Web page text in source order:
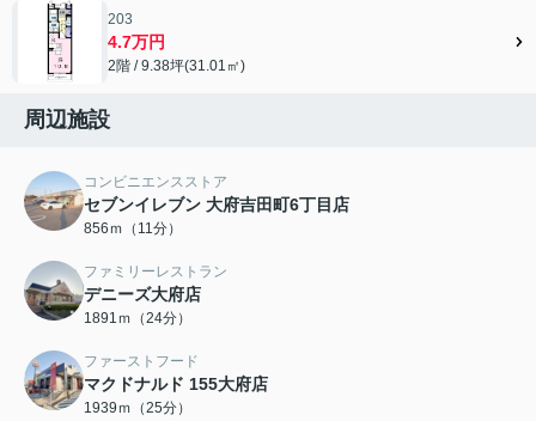
203
4.7万円
2階 / 9.38坪(31.01㎡)
周辺施設
コンビニエンスストア
セブンイレブン 大府吉田町6丁目店
856ｍ（11分）
ファミリーレストラン
デニーズ大府店
1891ｍ（24分）
ファーストフード
マクドナルド 155大府店
1939ｍ（25分）